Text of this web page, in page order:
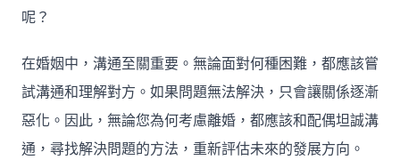
呢？
在婚姻中，溝通至關重要。無論面對何種困難，都應該嘗
試溝通和理解對方。如果問題無法解決，只會讓關係逐漸
惡化。因此，無論您為何考慮離婚，都應該和配偶坦誠溝
通，尋找解決問題的方法，重新評估未來的發展方向。